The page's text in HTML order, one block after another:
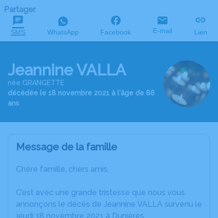
Partager
SMS WhatsApp Facebook E-mail Lien
Jeannine VALLA
née GRANGETTE
décédée le 18 novembre 2021 à l'âge de 86
ans
Message de la famille
Chère famille, chers amis,
C’est avec une grande tristesse que nous vous
annonçons le décès de Jeannine VALLA survenu le
jeudi 18 novembre 2021 à Dunières.